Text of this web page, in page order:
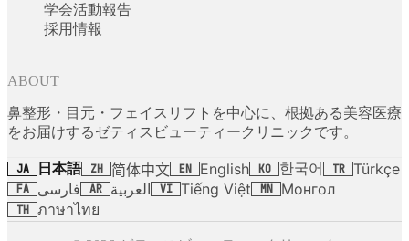
学会活動報告
採用情報
ABOUT
鼻整形・目元・フェイスリフトを中心に、根拠ある美容医療
をお届けするゼティスビューティークリニックです。
JA 日本語 ZH 简体中文 EN English KO 한국어 TR Türkçe
FA فارسی AR العربية VI Tiếng Việt MN Монгол
TH ภาษาไทย